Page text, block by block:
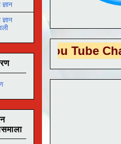
Tube Channel ला
ज्ञान
ज्ञान